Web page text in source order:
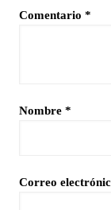
Comentario *
Nombre *
Correo